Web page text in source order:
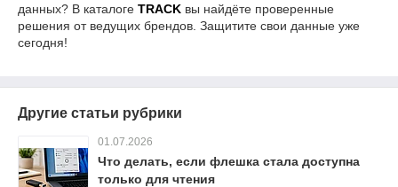
данных? В каталоге TRACK вы найдёте проверенные
решения от ведущих брендов. Защитите свои данные уже
сегодня!
Другие статьи рубрики
01.07.2026
Что делать, если флешка стала доступна
только для чтения